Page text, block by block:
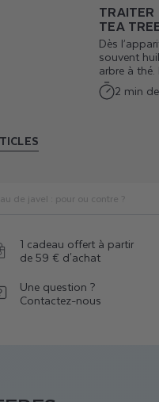
TRAITER
TEA
Dès
souvent
arbre à thé.
2 min
de javel : pour ou contre ?
1 cadeau offert à partir
de 59 € d'achat
Une question ?
Contactez-nous